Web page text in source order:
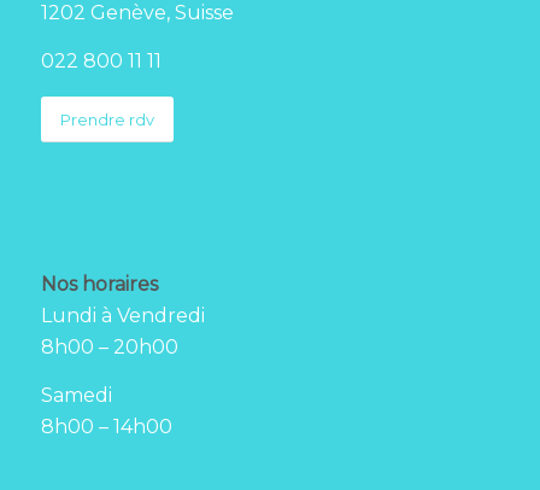
1202 Genève, Suisse
022 800 11 11
Prendre rdv
Nos horaires
Lundi à Vendredi
8h00 – 20h00
Samedi
8h00 – 14h00